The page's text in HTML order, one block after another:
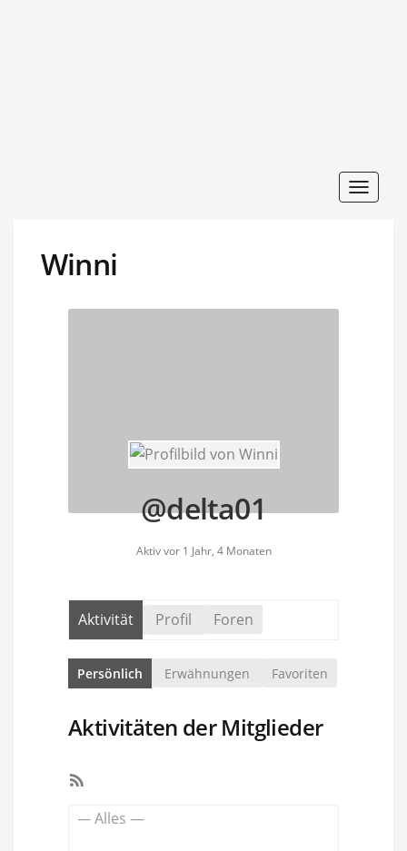
Toggle
Winni
@delta01
Aktiv vor 1 Jahr, 4 Monaten
Aktivität Profil Foren
Persönlich Erwähnungen Favoriten
Aktivitäten der Mitglieder